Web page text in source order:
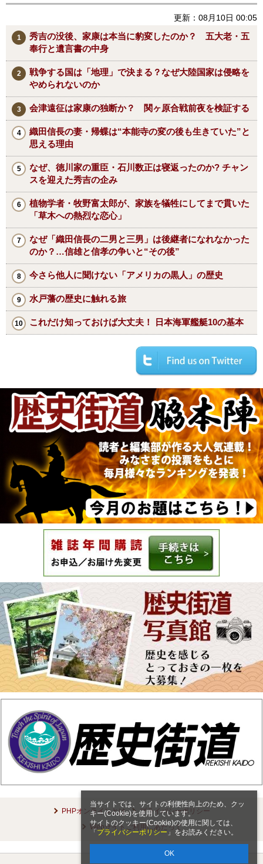
当サイトでは、サイトの利便性向上のため、クッ
キー(Cookie)を使用しています。
サイトのクッキー(Cookie)の使用に関しては、
「 プライバシーポリシー 」をお読みください。
OK
更新：08月10日 00:05
秀吉の没後、家康は本当に豹変したのか？ 五大老・五
奉行と遺言書の中身
戦争する国は「地理」で決まる？なぜ大陸国家は侵略を
やめられないのか
会津遠征は家康の独断か？ 関ヶ原合戦前夜を検証する
織田信長の妻・帰蝶は“本能寺の変の後も生きていた”と
思える理由
なぜ、徳川家の重臣・石川数正は寝返ったのか? チャン
スを迎えた秀吉の企み
植物学者・牧野富太郎が、家族を犠牲にしてまで貫いた
「草木への熱烈な恋心」
なぜ「織田信長の二男と三男」は後継者になれなかった
のか？…信雄と信孝の争いと“その後”
今さら他人に聞けない「アメリカの黒人」の歴史
水戸藩の歴史に触れる旅
これだけ知っておけば大丈夫！ 日本海軍艦艇10の基本
PHPオンラインとは
プライバシーポリシー
Webサイトご利用にあたって